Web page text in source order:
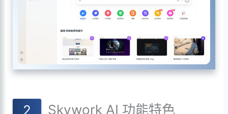
Skywork AI 功能特色